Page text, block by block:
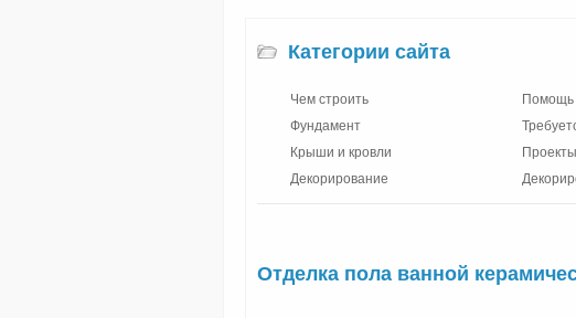
Категории сайта
Чем строить
Фундамент
Крыши и кровли
Декорирование
Помощь
Отделка пола ванной